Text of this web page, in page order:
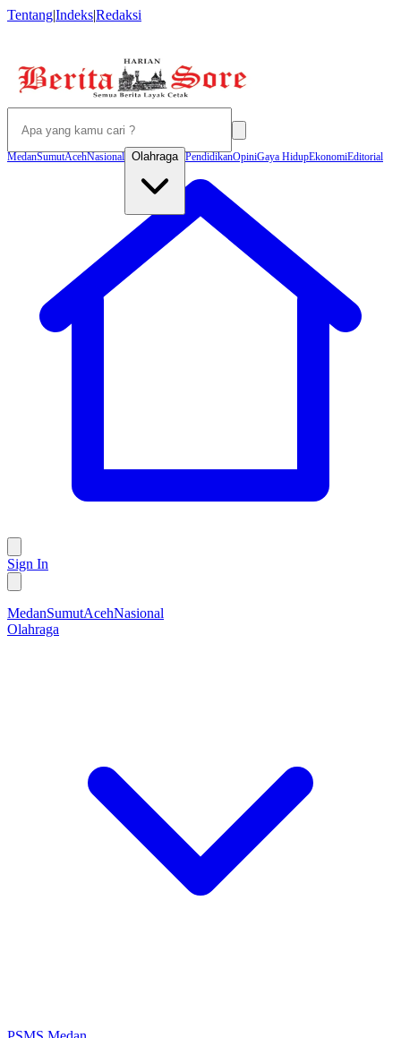
Tentang|Indeks|Redaksi
MedanSumutAcehNasional Olahraga PendidikanOpiniGaya HidupEkonomiEditorial
Sign In
MedanSumutAcehNasional
Olahraga